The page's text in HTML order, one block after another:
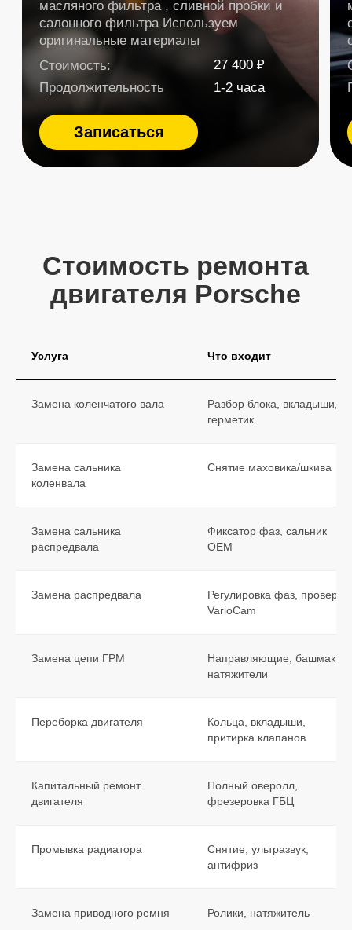
Услуга Что входит
Замена коленчатого вала
Разбор блока, вкладыши,
герметик
Замена сальника
коленвала
Снятие маховика/шкива
Замена сальника
распредвала
Фиксатор фаз, сальник
OEM
Замена распредвала
Регулировка фаз, проверка
VarioCam
Замена цепи ГРМ
Направляющие, башмаки,
натяжители
Переборка двигателя
Кольца, вкладыши,
притирка клапанов
Капитальный ремонт
двигателя
Полный оверолл,
фрезеровка ГБЦ
Промывка радиатора
Снятие, ультразвук,
антифриз
Замена приводного ремня Ролики, натяжитель